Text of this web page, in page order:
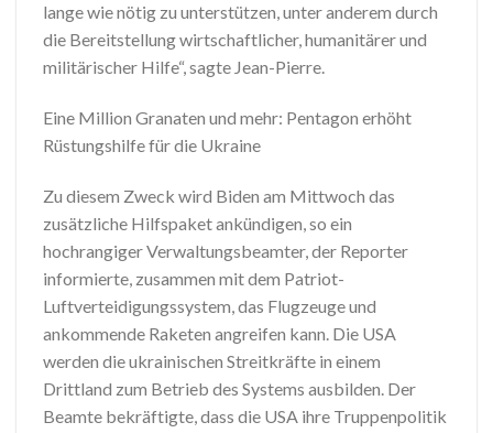
lange wie nötig zu unterstützen, unter anderem durch
die Bereitstellung wirtschaftlicher, humanitärer und
militärischer Hilfe“, sagte Jean-Pierre.
Eine Million Granaten und mehr: Pentagon erhöht
Rüstungshilfe für die Ukraine
Zu diesem Zweck wird Biden am Mittwoch das
zusätzliche Hilfspaket ankündigen, so ein
hochrangiger Verwaltungsbeamter, der Reporter
informierte, zusammen mit dem Patriot-
Luftverteidigungssystem, das Flugzeuge und
ankommende Raketen angreifen kann. Die USA
werden die ukrainischen Streitkräfte in einem
Drittland zum Betrieb des Systems ausbilden. Der
Beamte bekräftigte, dass die USA ihre Truppenpolitik